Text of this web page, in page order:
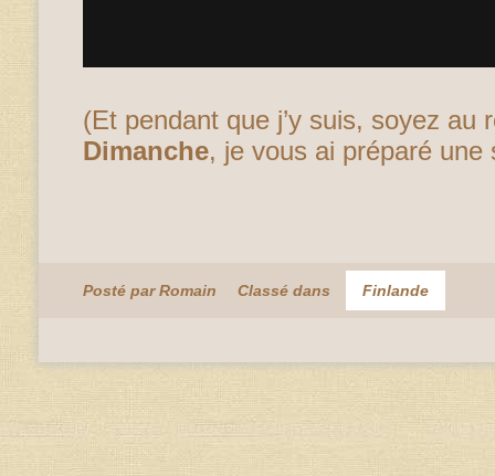
(Et pendant que j’y suis, soyez au
Dimanche, je vous ai préparé une
Posté par Romain Classé dans Finlande